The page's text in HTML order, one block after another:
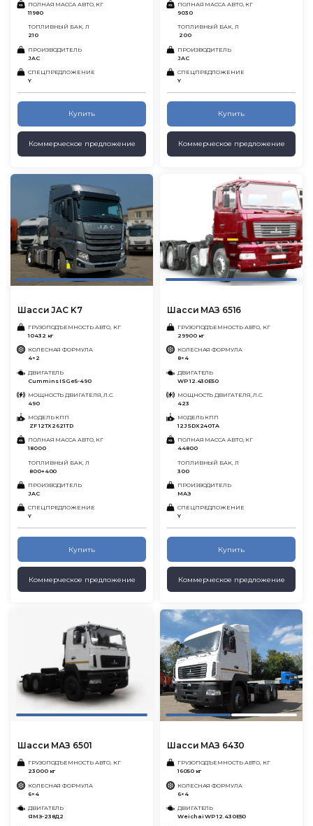
ПОЛНАЯ МАССА АВТО, КГ
11980
ТОПЛИВНЫЙ БАК, Л
210
ПРОИЗВОДИТЕЛЬ
JAC
СПЕЦПРЕДЛОЖЕНИЕ
Y
Купить
Коммерческое предложение
ПОЛНАЯ МАССА АВТО, КГ
9030
ТОПЛИВНЫЙ БАК, Л
200
ПРОИЗВОДИТЕЛЬ
JAC
СПЕЦПРЕДЛОЖЕНИЕ
Y
Купить
Коммерческое предложение
Шасси JAC K7
ГРУЗОПОДЪЕМНОСТЬ АВТО, КГ
10432 кг
КОЛЕСНАЯ ФОРМУЛА
4×2
ДВИГАТЕЛЬ
Cummins ISGe5-490
МОЩНОСТЬ ДВИГАТЕЛЯ, Л.С.
490
МОДЕЛЬ КПП
ZF 12TX2621TD
ПОЛНАЯ МАССА АВТО, КГ
18000
ТОПЛИВНЫЙ БАК, Л
800+400
ПРОИЗВОДИТЕЛЬ
JAC
СПЕЦПРЕДЛОЖЕНИЕ
Y
Купить
Коммерческое предложение
Шасси МАЗ 6516
ГРУЗОПОДЪЕМНОСТЬ АВТО, КГ
29900 кг
КОЛЕСНАЯ ФОРМУЛА
8×4
ДВИГАТЕЛЬ
WP 12.430Е50
МОЩНОСТЬ ДВИГАТЕЛЯ, Л.С.
423
МОДЕЛЬ КПП
12JSDX240TA
ПОЛНАЯ МАССА АВТО, КГ
44800
ТОПЛИВНЫЙ БАК, Л
300
ПРОИЗВОДИТЕЛЬ
МАЗ
СПЕЦПРЕДЛОЖЕНИЕ
Y
Купить
Коммерческое предложение
Шасси МАЗ 6501
ГРУЗОПОДЪЕМНОСТЬ АВТО, КГ
23000 кг
КОЛЕСНАЯ ФОРМУЛА
6×4
ДВИГАТЕЛЬ
ЯМЗ-238Д2
Шасси МАЗ 6430
ГРУЗОПОДЪЕМНОСТЬ АВТО, КГ
16050 кг
КОЛЕСНАЯ ФОРМУЛА
6×4
ДВИГАТЕЛЬ
Weichai WP 12.430E50